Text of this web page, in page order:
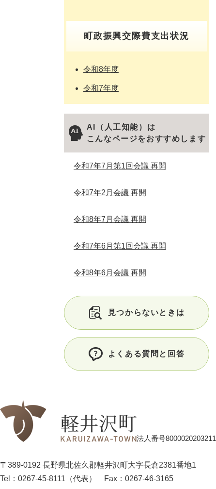
町政振興交際費支出状況
令和8年度
令和7年度
AI（人工知能）は
こんなページをおすすめします
令和7年7月第1回会議 再開
令和7年2月会議 再開
令和8年7月会議 再開
令和7年6月第1回会議 再開
令和8年6月会議 再開
見つからないときは
よくある質問と回答
法人番号8000020203211
〒389-0192 長野県北佐久郡軽井沢町大字長倉2381番地1
Tel：0267-45-8111（代表）
Fax：0267-46-3165